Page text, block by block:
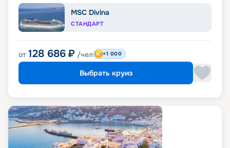
MSC Divina
СТАНДАРТ
от 128 686 ₽ /чел +1 000
Выбрать круиз